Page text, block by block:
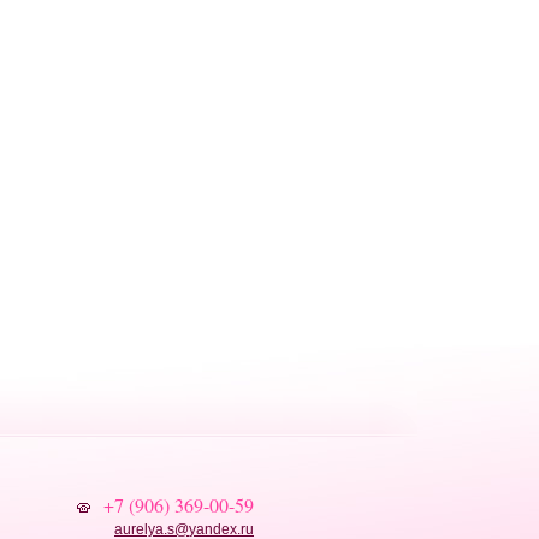
+7 (906) 369-00-59
aurelya.s@yandex.ru